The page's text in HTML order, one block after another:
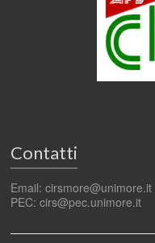
Contatti
Email: cirsmore@unimore.it
PEC: cirs@pec.unimore.it